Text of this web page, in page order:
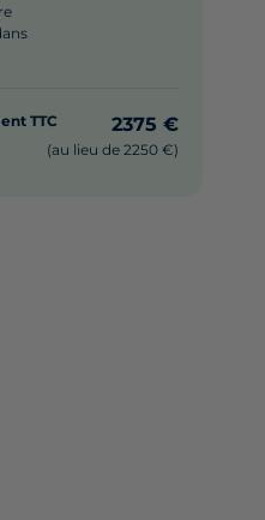
TTC 2375 €
(au lieu de 2250 €)